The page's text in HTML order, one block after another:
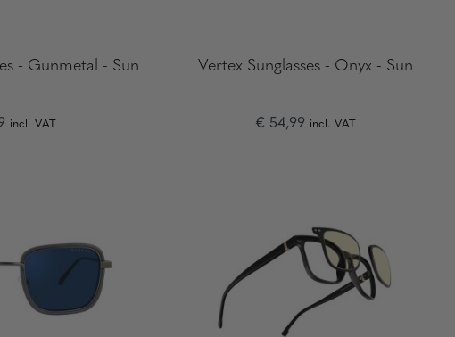
- Gunmetal - Sun
incl. VAT
Vertex Sunglasses - Onyx - Sun
€ 54,99 incl. VAT